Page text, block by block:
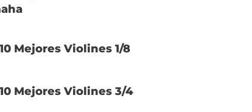
Mejores Violines 1/8
Mejores Violines 3/4